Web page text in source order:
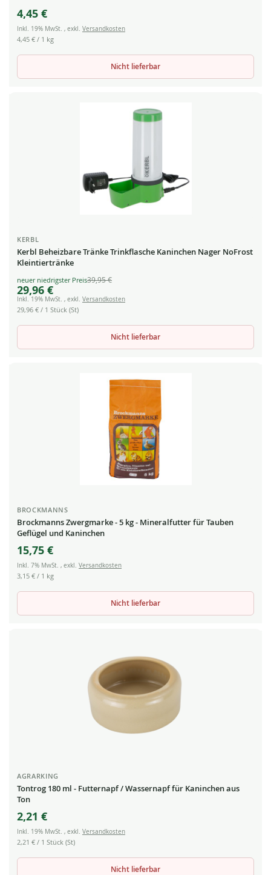
4,45 €
Inkl. 19% MwSt. , exkl. Versandkosten
4,45 € / 1 kg
Nicht lieferbar
KERBL
Kerbl Beheizbare Tränke Trinkflasche Kaninchen Nager NoFrost
Kleintiertränke
Special
Price
29,96 €
39,95 €
Inkl. 19% MwSt. , exkl. Versandkosten
29,96 € / 1 Stück (St)
Nicht lieferbar
BROCKMANNS
Brockmanns Zwergmarke - 5 kg - Mineralfutter für Tauben
Geflügel und Kaninchen
15,75 €
Inkl. 7% MwSt. , exkl. Versandkosten
3,15 € / 1 kg
Nicht lieferbar
AGRARKING
Tontrog 180 ml - Futternapf / Wassernapf für Kaninchen aus
Ton
2,21 €
Inkl. 19% MwSt. , exkl. Versandkosten
2,21 € / 1 Stück (St)
Nicht lieferbar